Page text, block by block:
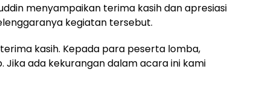
menyampaikan terima kasih dan apresiasi
kegiatan tersebut.
kasih. Kepada para peserta lomba,
ada kekurangan dalam acara ini kami